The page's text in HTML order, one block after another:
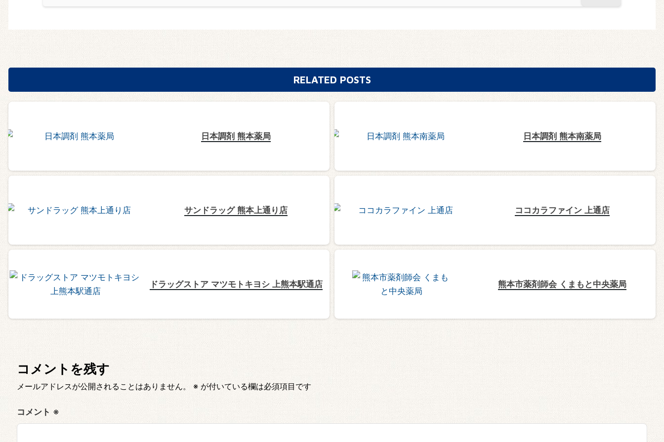
RELATED POSTS
日本調剤 熊本薬局 日本調剤 熊本南薬局
サンドラッグ 熊本上通り店 ココカラファイン 上通店
ドラッグストア マツモトキヨシ 上熊本駅通店 熊本市薬剤師会 くまもと中央薬局
コメントを残す
メールアドレスが公開されることはありません。 ※ が付いている欄は必須項目です
コメント ※